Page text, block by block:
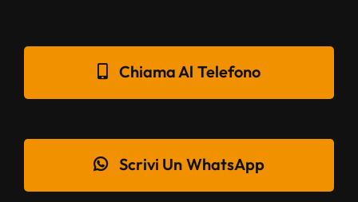
Chiama Al Telefono
Scrivi Un WhatsApp